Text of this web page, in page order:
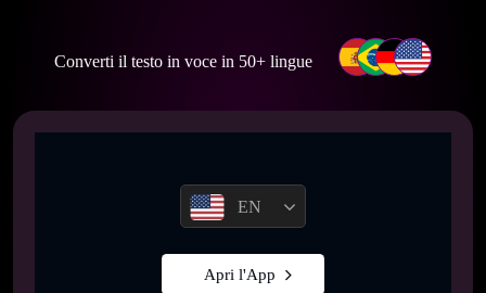
Converti il testo in voce in 50+ lingue
EN
Apri l'App